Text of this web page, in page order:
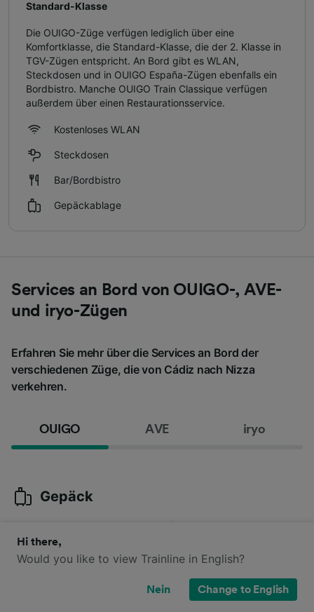
Standard-Klasse
Die OUIGO-Züge verfügen lediglich über eine
Komfortklasse, die Standard-Klasse, die der 2. Klasse in
TGV-Zügen entspricht. An Bord gibt es WLAN,
Steckdosen und in OUIGO España-Zügen ebenfalls ein
Bordbistro. Manche OUIGO Train Classique verfügen
außerdem über einen Restaurationsservice.
Kostenloses WLAN
Steckdosen
Bar/Bordbistro
Gepäckablage
Services an Bord von OUIGO-, AVE-
und iryo-Zügen
Erfahren Sie mehr über die Services an Bord der
verschiedenen Züge, die von Cádiz nach Nizza
verkehren.
OUIGO AVE iryo
Gepäck
Sie können ein Handgepäckstück (36 x 27 x 15 cm) und ein
Kabinengepäckstück (55 x 35 x 25 cm) mit an Bord nehmen.
Gegen Aufpreis oder durch die Buchung von OUIGO Plus
können Sie zusätzliches oder größeres Gepäck (max. 30 kg)
Hi there,
Would you like to view Trainline in English?
Nein Change to English